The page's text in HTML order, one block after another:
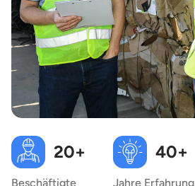
20+
Beschäftigte
40+
Jahre Erfahrung